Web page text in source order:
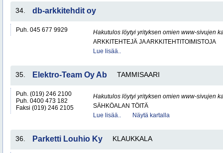
34. db-arkkitehdit oy
Puh. 045 677 9929
Hakutulos löytyi yrityksen omien www-sivujen
ARKKITEHTEJÄ JA ARKKITEHTITOIMISTOJA
Lue lisää..
35. Elektro-Team Oy Ab TAMMISAARI
Puh. (019) 246 2100
Puh. 0400 473 182
Faksi (019) 246 2105
Hakutulos löytyi yrityksen omien www-sivujen
SÄHKÖALAN TÖITÄ
Lue lisää..
Näytä kartalla
36. Parketti Louhio Ky KLAUKKALA